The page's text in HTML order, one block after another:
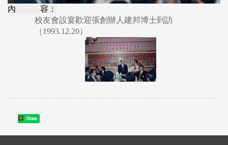
內 容：
校友會設宴歡迎張創辦人建邦博士到訪
（1993.12.20）
Share